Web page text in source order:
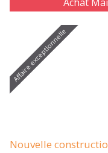
Affaire exceptionnelle
Nouvelle